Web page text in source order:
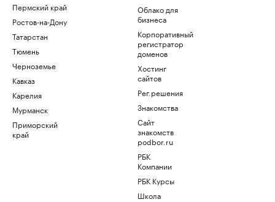
Пермский край
Ростов-на-Дону
Татарстан
Тюмень
Черноземье
Кавказ
Карелия
Мурманск
Приморский
край
Облако для
бизнеса
Корпоративный
регистратор
доменов
Хостинг
сайтов
Рег.решения
Знакомства
Сайт
знакомств
podbor.ru
РБК
Компании
РБК Курсы
Школа